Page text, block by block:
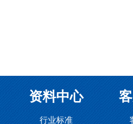
资料中心
行业标准